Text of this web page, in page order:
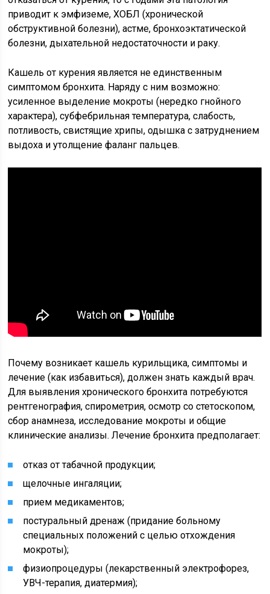
приводит к эмфиземе, ХОБЛ (хронической
обструктивной болезни), астме, бронхоэктатической
болезни, дыхательной недостаточности и раку.
Кашель от курения является не единственным
симптомом бронхита. Наряду с ним возможно:
усиленное выделение мокроты (нередко гнойного
характера), субфебрильная температура, слабость,
потливость, свистящие хрипы, одышка с затруднением
выдоха и утолщение фаланг пальцев.
Почему возникает кашель курильщика, симптомы и
лечение (как избавиться), должен знать каждый врач.
Для выявления хронического бронхита потребуются
рентгенография, спирометрия, осмотр со стетоскопом,
сбор анамнеза, исследование мокроты и общие
клинические анализы. Лечение бронхита предполагает:
отказ от табачной продукции;
щелочные ингаляции;
прием медикаментов;
постуральный дренаж (придание больному
специальных положений с целью отхождения
мокроты);
физиопроцедуры (лекарственный электрофорез,
УВЧ-терапия, диатермия);